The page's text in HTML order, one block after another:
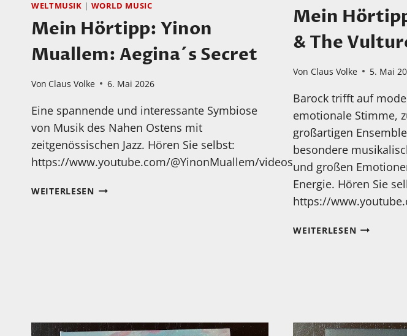
WELTMUSIK | WORLD MUSIC
Mein Hörtipp: Yinon
Muallem: Aegina´s Secret
Von Claus Volke 6. Mai 2026
Eine spannende und interessante Symbiose
von Musik des Nahen Ostens mit
zeitgenössischen Jazz. Hören Sie selbst:
https://www.youtube.com/@YinonMuallem/videos
WEITERLESENMEIN
Mein
& The
Von Claus Volke 5. Mai
Barock trifft auf
emotionale Stimme,
großartigen
besondere
und großen
Energie. Hören Sie
https://
WEITERLESENMEIN
BAROQUE